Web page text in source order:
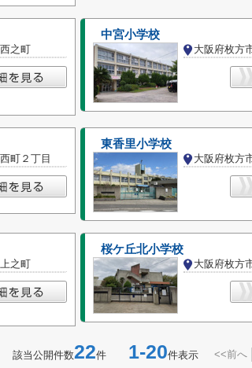
之町
中宮小学校
大阪府枚方
町２丁目
東香里小学校
大阪府枚方
之町
桜ケ丘北小学校
大阪府枚方
該当公開件数22件 1-20件表示 <<前へ